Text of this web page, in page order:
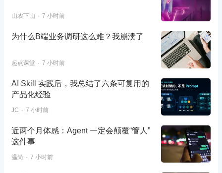
山农下山 7 小时前
为什么B端业务调研这么难？我崩溃了
起点课堂 7 小时前
AI Skill 实践后，我总结了六条可复用的
产品化经验
JC 7 小时前
近两个月体感：Agent 一定会颠覆“管人”
这件事
温尚 7 小时前